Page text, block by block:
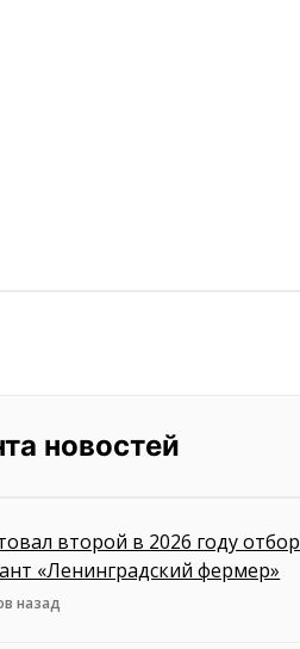
новостей
второй в 2026 году отбор
«Ленинградский фермер»
назад